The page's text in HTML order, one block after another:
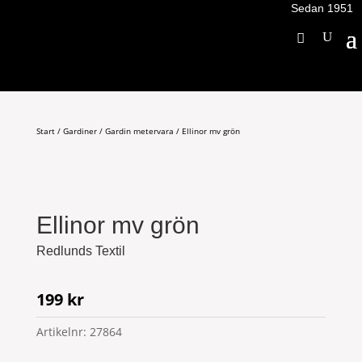
Sedan 1951
Start/ Gardiner/ Gardin metervara / Ellinor mv grön
Ellinor mv grön
Redlunds Textil
199 kr
Artikelnr: 27864